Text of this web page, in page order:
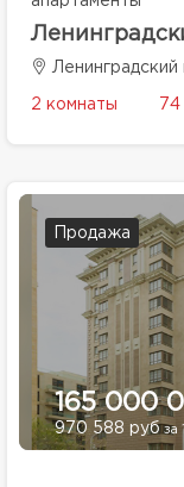
Ленинградский
2 комнаты 74
Продажа
165 000
970 588 руб за